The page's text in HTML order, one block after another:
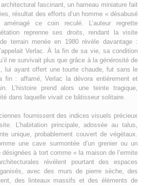
fascinant, un hameau miniature fait
résultat des efforts d’un homme « désabusé
ce coin reculé. L’auteur regrette
reprenne ses droits, rendant la visite
terrain menée en 1980 révèle davantage :
Verlac. À la fin de sa vie, sa condition
ne survivait plus que grâce à la générosité de
lui ayant offert une tourte chaude, fut sans le
fin : affamé, Verlac la dévora entièrement et
L’histoire prend alors une teinte tragique,
dans laquelle vivait ce bâtisseur solitaire.
fournissent des indices visuels précieux
L’habitation principale, adossée au talus,
unique, probablement couvert de végétaux.
une cave surmontée d’un grenier ou un
à tort comme « la maison de l’ermite
révèlent pourtant des espaces
avec des murs de pierre sèche, des
des linteaux massifs et des éléments de